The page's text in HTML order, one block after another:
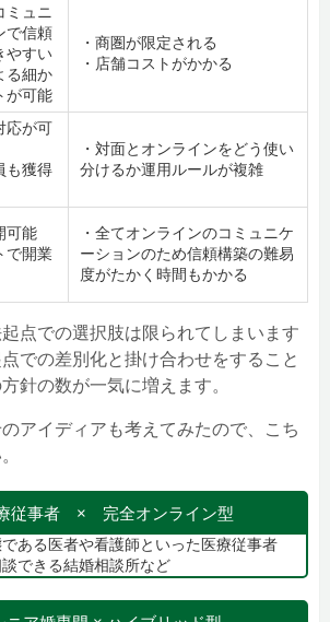
ミュニ
で信頼
やすい
る細か
が可能
・商圏が限定される
・店舗コストがかかる
応が可
も獲得
・対面とオンラインをどう使い
分けるか運用ルールが複雑
可能
で開業
・全てオンラインのコミュニケ
ーションのため信頼構築の難易
度がたかく時間もかかる
点での選択肢は限られてしまいます
での差別化と掛け合わせをすること
針の数が一気に増えます。
アイディアも考えてみたので、こち
従事者 × 完全オンライン型
である医者や看護師といった医療従事者
できる結婚相談所など